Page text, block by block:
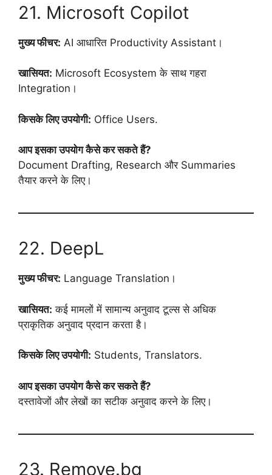
21. Microsoft Copilot
मुख्य फीचर: AI आधारित Productivity Assistant।
खासियत: Microsoft Ecosystem के साथ गहरा
Integration।
किसके लिए उपयोगी: Office Users.
आप इसका उपयोग कैसे कर सकते हैं?
Document Drafting, Research और Summaries
तैयार करने के लिए।
22. DeepL
मुख्य फीचर: Language Translation।
खासियत: कई मामलों में सामान्य अनुवाद टूल्स से अधिक
प्राकृतिक अनुवाद प्रदान करता है।
किसके लिए उपयोगी: Students, Translators.
आप इसका उपयोग कैसे कर सकते हैं?
दस्तावेजों और लेखों का सटीक अनुवाद करने के लिए।
23. Remove.bg